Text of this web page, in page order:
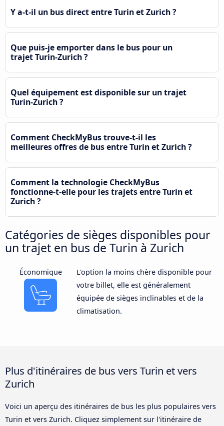
Y a-t-il un bus direct entre Turin et Zurich ?
Que puis-je emporter dans le bus pour un
trajet Turin-Zurich ?
Quel équipement est disponible sur un trajet
Turin-Zurich ?
Comment CheckMyBus trouve-t-il les
meilleures offres de bus entre Turin et Zurich ?
Comment la technologie CheckMyBus
fonctionne-t-elle pour les trajets entre Turin et
Zurich ?
Catégories de sièges disponibles pour
un trajet en bus de Turin à Zurich
Économique
L'option la moins chère disponible pour
votre billet, elle est généralement
équipée de sièges inclinables et de la
climatisation.
Plus d'itinéraires de bus vers Turin et vers
Zurich
Voici un aperçu des itinéraires de bus les plus populaires vers
Turin et vers Zurich. Cliquez simplement sur l'itinéraire de